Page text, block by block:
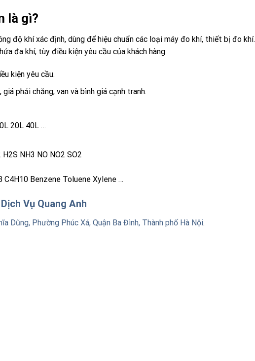
là gì?
độ khí xác định, dùng để hiệu chuẩn các loại máy đo khí, thiết bị đo khí.
đa khí, tùy điều kiện yêu cầu của khách hàng.
kiện yêu cầu.
phải chăng, van và bình giá cạnh tranh.
20L 40L …
NH3 NO NO2 SO2
C4H10 Benzene Toluene Xylene …
Vụ Quang Anh
Dũng, Phường Phúc Xá, Quận Ba Đình, Thành phố Hà Nội.